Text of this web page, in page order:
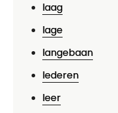
laag
lage
langebaan
lederen
leer